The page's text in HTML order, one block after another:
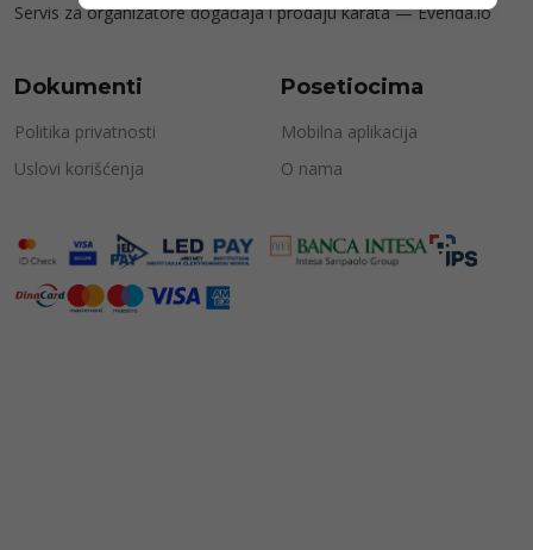
Servis za organizatore događaja i prodaju karata —Evenda.io
Dokumenti
Politika privatnosti
Uslovi korišćenja
Posetiocima
Mobilna aplikacija
O nama